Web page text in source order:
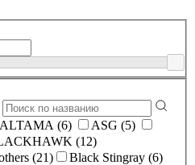
ALTAMA (6)
ASG (5)
BLACKHAWK (12)
Bilal Brothers (21)
Black Stingray (6)